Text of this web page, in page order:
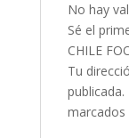
No hay
Sé el
CHILE
Tu
publicada.
marcados